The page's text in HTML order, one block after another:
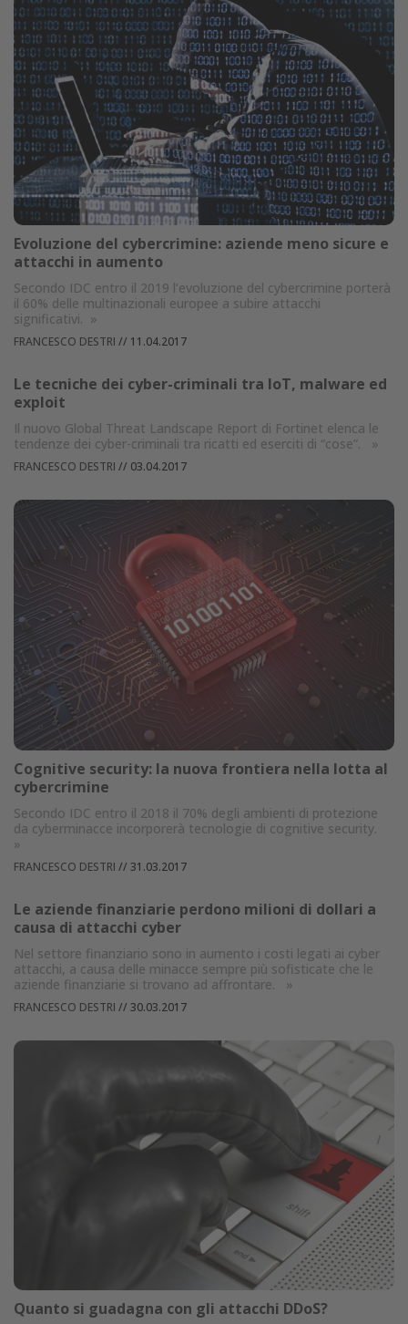
Evoluzione del cybercrimine: aziende meno sicure e
attacchi in aumento
Secondo IDC entro il 2019 l’evoluzione del cybercrimine porterà
il 60% delle multinazionali europee a subire attacchi
significativi. »
FRANCESCO DESTRI // 11.04.2017
Le tecniche dei cyber-criminali tra IoT, malware ed
exploit
Il nuovo Global Threat Landscape Report di Fortinet elenca le
tendenze dei cyber-criminali tra ricatti ed eserciti di “cose”.
»
FRANCESCO DESTRI // 03.04.2017
Cognitive security: la nuova frontiera nella lotta al
cybercrimine
Secondo IDC entro il 2018 il 70% degli ambienti di protezione
da cyberminacce incorporerà tecnologie di cognitive security.
»
FRANCESCO DESTRI // 31.03.2017
Le aziende finanziarie perdono milioni di dollari a
causa di attacchi cyber
Nel settore finanziario sono in aumento i costi legati ai cyber
attacchi, a causa delle minacce sempre più sofisticate che le
aziende finanziarie si trovano ad affrontare.
»
FRANCESCO DESTRI // 30.03.2017
Quanto si guadagna con gli attacchi DDoS?